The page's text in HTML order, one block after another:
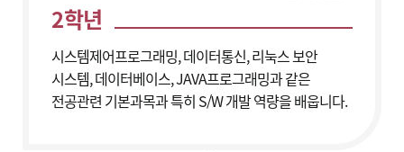
2학년
시스템제어프로그래밍, 데이터통신, 리눅스 보안
시스템, 데이터베이스, JAVA프로그래밍과 같은
전공관련 기본과목과 특히 S/W 개발 역량을 배웁니다.